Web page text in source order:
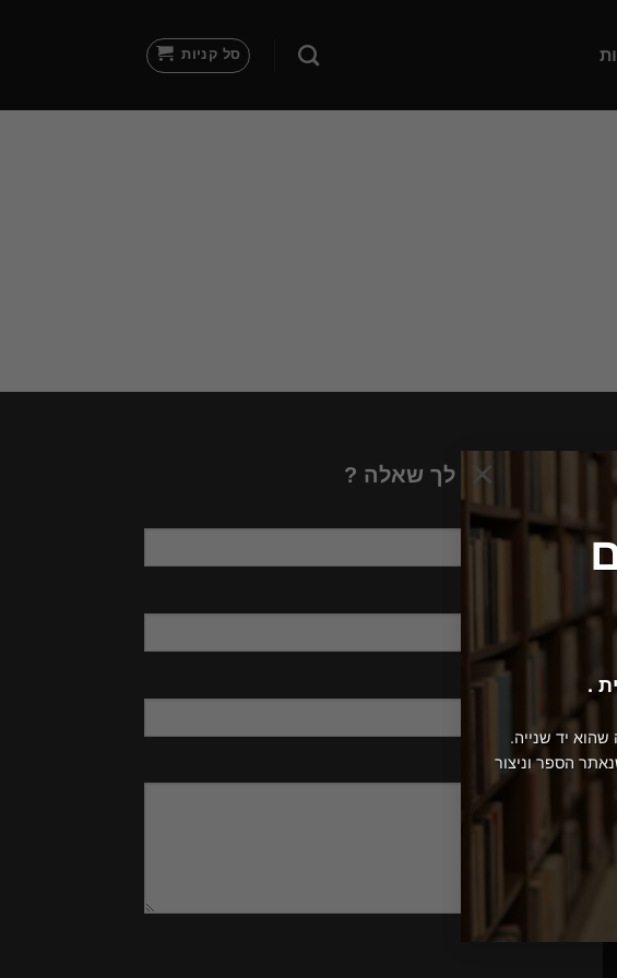
יד שנייה.
הספר וניצור
×
סל קניות
שנחזור אלייך, יש לך שאלה ?